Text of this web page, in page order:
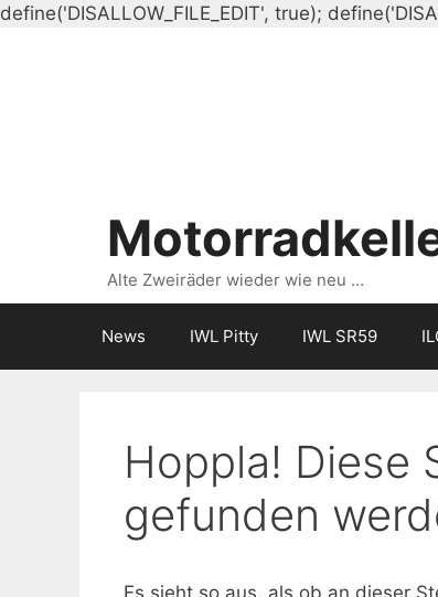
define('DISALLOW_FILE_EDIT', true);
Alte Zweiräder wieder wie neu …
News IWL Pitty IWL SR59
Hoppla! Diese
gefunden
Es sieht so aus, als ob an dieser